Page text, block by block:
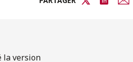
la version